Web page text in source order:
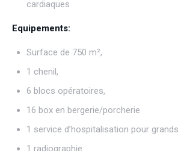
cardiaques
Equipements:
Surface de 750 m²,
1 chenil,
6 blocs opératoires,
16 box en bergerie/porcherie
1 service d’hospitalisation pour
1 radiographie